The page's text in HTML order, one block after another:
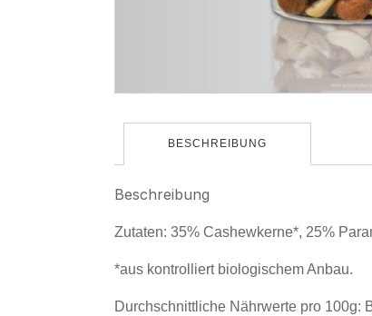
BESCHREIBUNG
Beschreibung
Zutaten: 35% Cashewkerne*, 25%
*aus kontrolliert biologischem Anbau.
Durchschnittliche Nährwerte pro 100g: